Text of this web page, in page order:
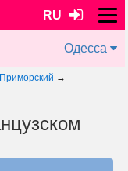
RU
Одесса
Приморский →